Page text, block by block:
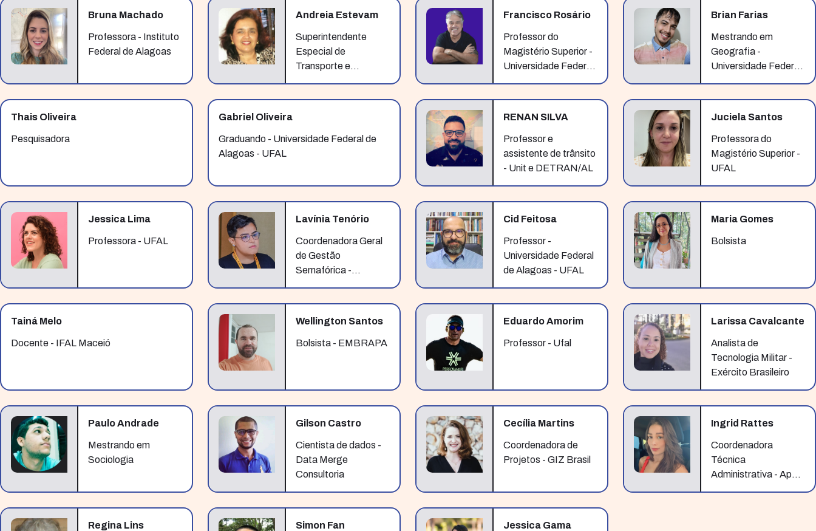
Bruna Machado
Professora - Instituto
Federal de Alagoas
Andreia Estevam
Superintendente
Especial de
Transporte e
Desenvolvimento
Francisco Rosário
Professor do
Magistério Superior -
Universidade Federal
Brian Farias
Mestrando em
Geografia -
Universidade Federal
Thais Oliveira
Pesquisadora
Gabriel Oliveira
Graduando - Universidade Federal de
Alagoas - UFAL
RENAN SILVA
Professor e
assistente de trânsito
- Unit e DETRAN/AL
Juciela Santos
Professora do
Magistério Superior -
UFAL
Jessica Lima
Professora - UFAL
Lavínia Tenório
Coordenadora Geral
de Gestão
Semafórica -
Trânsito de Maceió-
AL
Cid Feitosa
Professor -
Universidade Federal
de Alagoas - UFAL
Maria Gomes
Bolsista
Tainá Melo
Docente - IFAL Maceió
Wellington Santos
Bolsista - EMBRAPA
Eduardo Amorim
Professor - Ufal
Larissa Cavalcante
Analista de
Tecnologia Militar -
Exército Brasileiro
Paulo Andrade
Mestrando em
Sociologia
Gilson Castro
Cientista de dados -
Data Merge
Consultoria
Cecília Martins
Coordenadora de
Projetos - GIZ Brasil
Ingrid Rattes
Coordenadora
Técnica
Administrativa - Apoio
Regina Lins Simon Fan Jessica Gama